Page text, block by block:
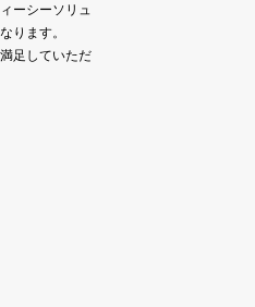
ーシーソリュ
ります。
足していただ